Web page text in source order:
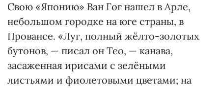
Свою «Японию» Ван Гог нашел в Арле,
небольшом городке на юге страны, в
Провансе. «Луг, полный жёлто-золотых
бутонов, — писал он Тео, — канава,
засаженная ирисами с зелёными
листьями и фиолетовыми цветами; на